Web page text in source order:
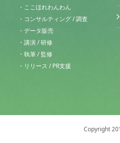
・ここほれわんわん
・コンサルティング / 調査
・データ販売
・講演 / 研修
・執筆 / 監修
・リリース / PR支援
Copyright